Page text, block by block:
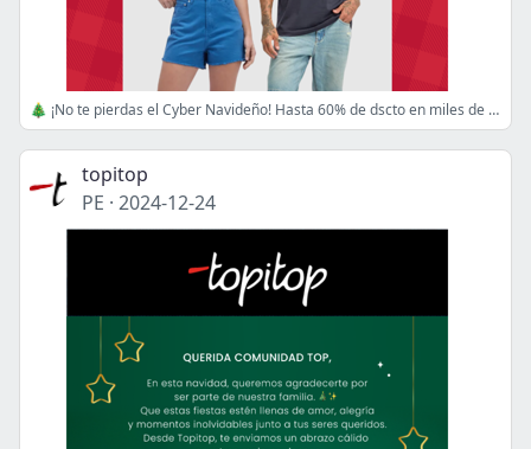
🎄 ¡No te pierdas el Cyber Navideño! Hasta 60% de dscto en miles de prendas 🎁
topitop
PE · 2024-12-24